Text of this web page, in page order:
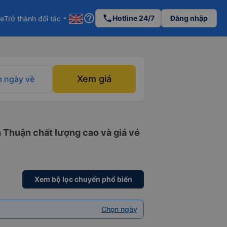
Trở thành đối tác arrow_drop_down help_outline phoneHotline 24/7 Đăng nhập
ngày về Xem giá
Thuận chất lượng cao và giá vé
Xem bộ lọc chuyến phổ biến
Chọn ngày